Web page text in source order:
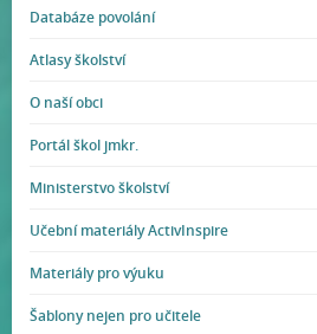
Databáze povolání
Atlasy školství
O naší obci
Portál škol jmkr.
Ministerstvo školství
Učební materiály ActivInspire
Materiály pro výuku
Šablony nejen pro učitele